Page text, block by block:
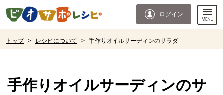
ページの先頭です。
ログイン
トップ > レシピについて > 手作りオイルサーディンのサラダ
手作りオイルサーディンのサ